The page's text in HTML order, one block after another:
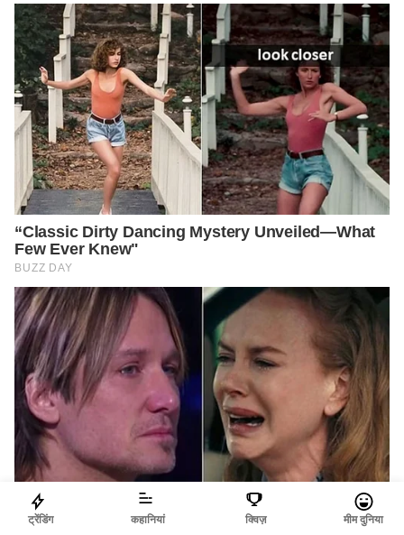
ट्रेंडिंग कहानियां क्विज़ मीम दुनिया